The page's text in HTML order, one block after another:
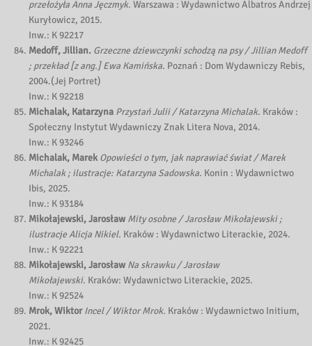
przełożyła Anna Jęczmyk.Warszawa : Wydawnictwo Albatros Andrzej
Kuryłowicz, 2015.
Inw.: K 92217
Medoff, Jillian. Grzeczne dziewczynki schodzą na psy / Jillian Medoff
; przekład [z ang.] Ewa Kamińska. Poznań : Dom Wydawniczy Rebis,
2004.(Jej Portret)
Inw.: K 92218
Michalak, Katarzyna Przystań Julii / Katarzyna Michalak. Kraków :
Społeczny Instytut Wydawniczy Znak Litera Nova, 2014.
Inw.: K 93246
Michalak, Marek Opowieści o tym, jak naprawiać świat / Marek
Michalak ; ilustracje: Katarzyna Sadowska. Konin : Wydawnictwo
Ibis, 2025.
Inw.: K 93184
Mikołajewski, Jarosław Mity osobne / Jarosław Mikołajewski ;
ilustracje Alicja Nikiel. Kraków : Wydawnictwo Literackie, 2024.
Inw.: K 92221
Mikołajewski, Jarosław Na skrawku / Jarosław
Mikołajewski. Kraków: Wydawnictwo Literackie, 2025.
Inw.: K 92524
Mrok, WiktorIncel / Wiktor Mrok. Kraków : Wydawnictwo Initium,
2021.
Inw.: K 92425